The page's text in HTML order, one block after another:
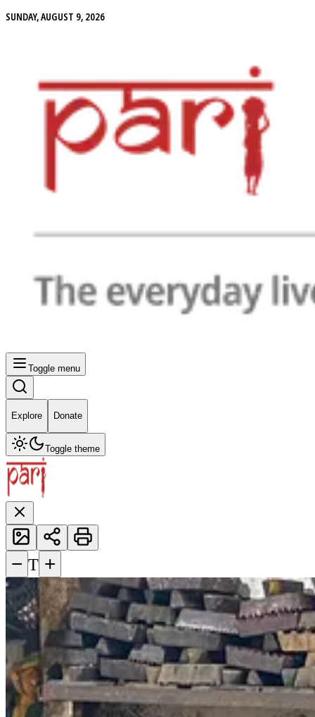
SUNDAY, AUGUST 9, 2026
Toggle menu
Explore Donate
Toggle theme
− T +